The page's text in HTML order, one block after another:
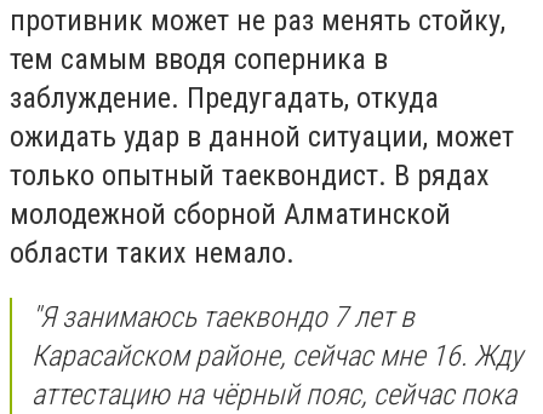
противник может не раз менять стойку,
тем самым вводя соперника в
заблуждение. Предугадать, откуда
ожидать удар в данной ситуации, может
только опытный таеквондист. В рядах
молодежной сборной Алматинской
области таких немало.
"Я занимаюсь таеквондо 7 лет в
Карасайском районе, сейчас мне 16. Жду
аттестацию на чёрный пояс, сейчас пока